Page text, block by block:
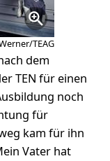
TEAG
dem
TEN für einen
noch
für
kam für ihn
Vater hat